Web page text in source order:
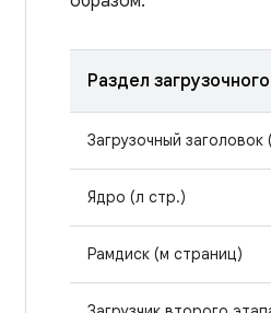
Раздел
Загрузочный заголовок
Ядро (л стр.)
Рамдиск (м страниц)